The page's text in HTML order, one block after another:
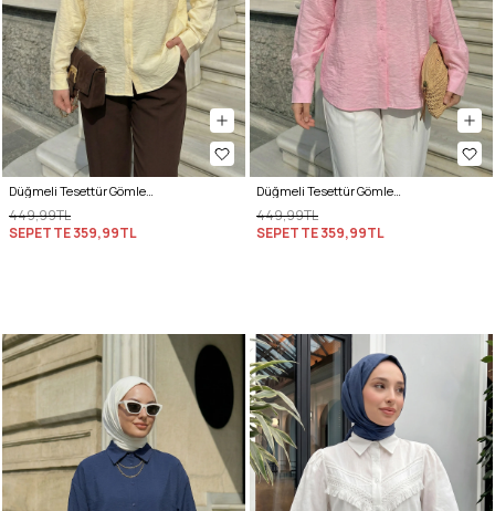
Düğmeli Tesettür Gömlek 612137 - SARI
449,99TL
SEPETTE359,99TL
Düğmeli Tesettür Gömlek 612137 - PEMBE
449,99TL
SEPETTE359,99TL